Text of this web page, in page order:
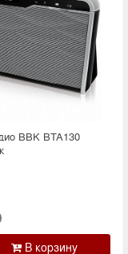
BBK BTA130